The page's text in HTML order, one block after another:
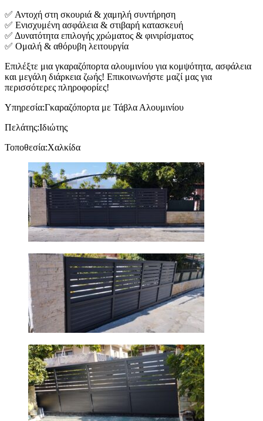
✅ Αντοχή στη σκουριά & χαμηλή συντήρηση
✅ Ενισχυμένη ασφάλεια & στιβαρή κατασκευή
✅ Δυνατότητα επιλογής χρώματος & φινιρίσματος
✅ Ομαλή & αθόρυβη λειτουργία
Επιλέξτε μια γκαραζόπορτα αλουμινίου για κομψότητα, ασφάλεια
και μεγάλη διάρκεια ζωής! Επικοινωνήστε μαζί μας για
περισσότερες πληροφορίες!
Υπηρεσία:Γκαραζόπορτα με Τάβλα Αλουμινίου
Πελάτης:Ιδιώτης
Τοποθεσία:Χαλκίδα